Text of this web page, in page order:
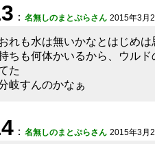
： 名無しのまとぷらさん 2015年3月
れも水は無いかなとはじめ
ちも何体かいるから、ウル
た
岐すんのかなぁ
： 名無しのまとぷらさん 2015年3月